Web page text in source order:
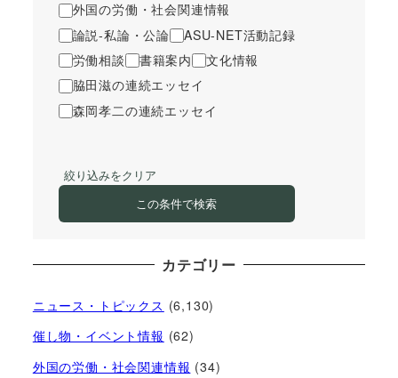
外国の労働・社会関連情報
論説-私論・公論
ASU-NET活動記録
労働相談
書籍案内
文化情報
脇田滋の連続エッセイ
森岡孝二の連続エッセイ
絞り込みをクリア
この条件で検索
カテゴリー
ニュース・トピックス (6,130)
催し物・イベント情報 (62)
外国の労働・社会関連情報 (34)